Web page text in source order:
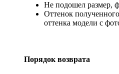
Не подошел размер,
Оттенок
оттенка модели с
Порядок возврата